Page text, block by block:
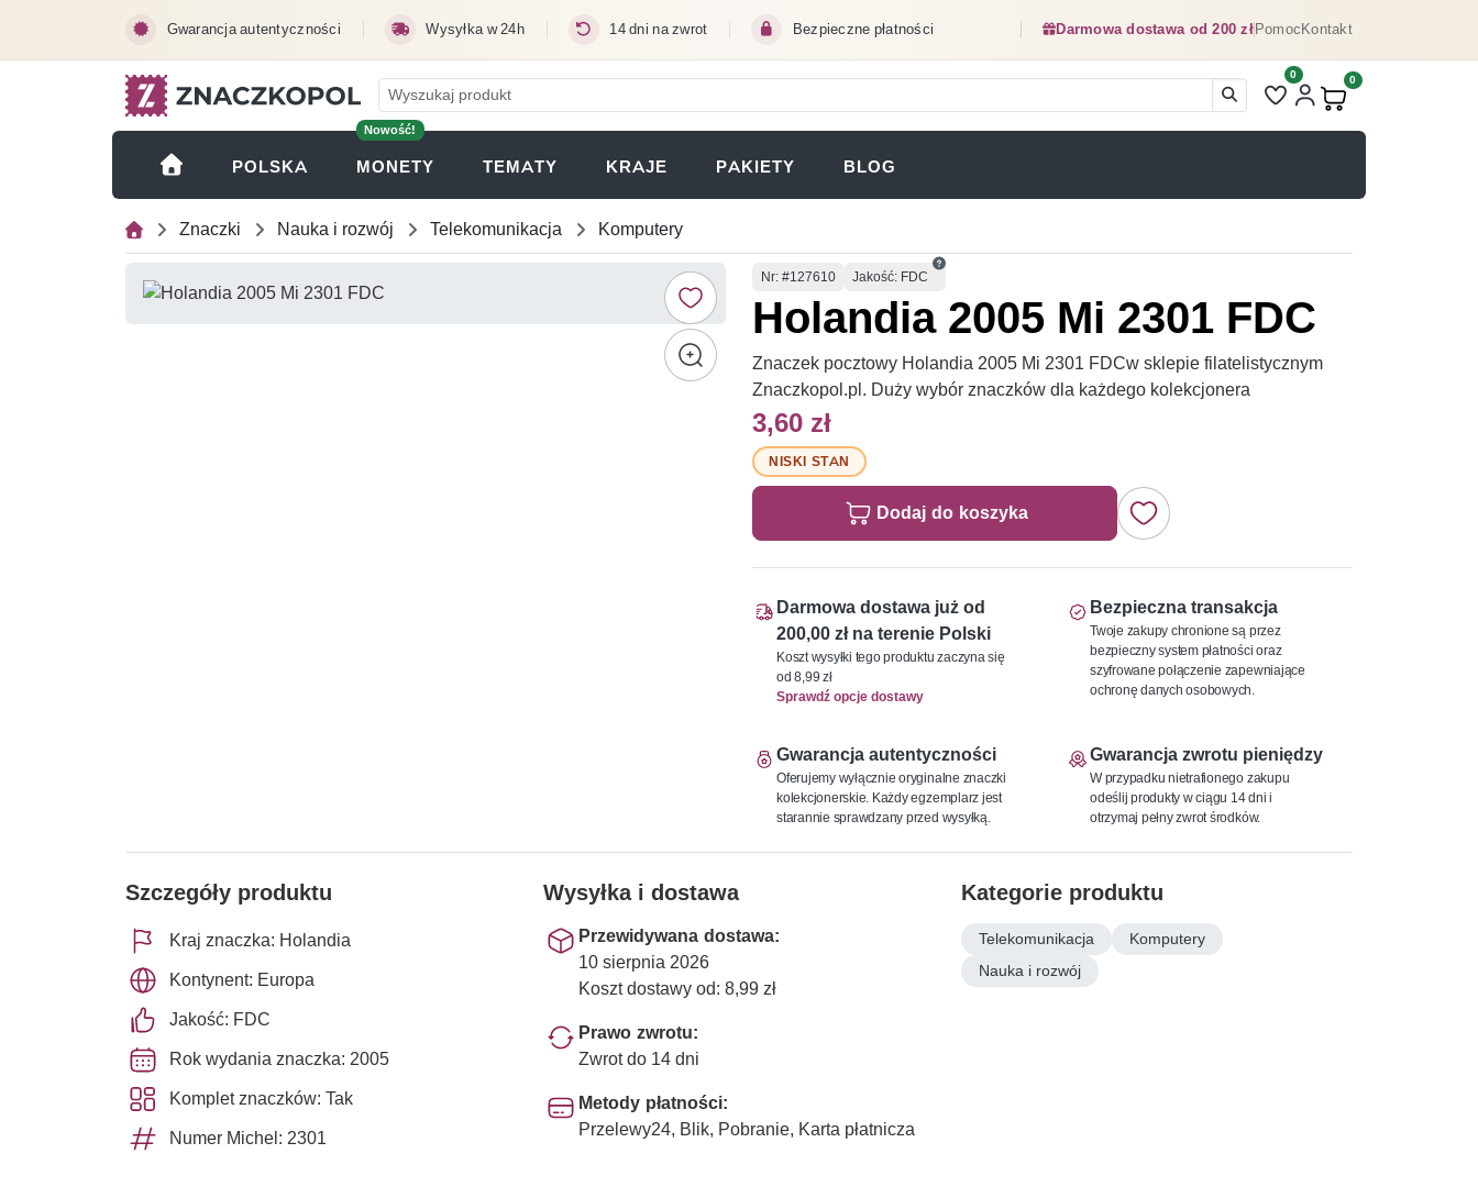
Gwarancja autentyczności Wysyłka w 24h 14 dni na zwrot Bezpieczne płatności Darmowa dostawa od 200 złPomocKontakt
Liczba pozycji na liście
0
Produkty w koszyku:
0
POLSKA
Nowość!
MONETY (OTWIERA SIĘ W NOWEJ KARCIE)
TEMATY KRAJE PAKIETY BLOG
Znaczki Nauka i rozwój Telekomunikacja Komputery
Numer
Nr: #127610 Jakość: FDC
Holandia 2005 Mi 2301 FDC
Znaczek pocztowy Holandia 2005 Mi 2301 FDCw sklepie filatelistycznym
Znaczkopol.pl. Duży wybór znaczków dla każdego kolekcjonera
3,60 zł
NISKI STAN
Dodaj do koszyka
Darmowa dostawa już od
200,00 zł na terenie Polski
Koszt wysyłki tego produktu zaczyna się
od 8,99 zł
Sprawdź opcje dostawy
Bezpieczna transakcja
Twoje zakupy chronione są przez
bezpieczny system płatności oraz
szyfrowane połączenie zapewniające
ochronę danych osobowych.
Gwarancja autentyczności
Oferujemy wyłącznie oryginalne znaczki
kolekcjonerskie. Każdy egzemplarz jest
starannie sprawdzany przed wysyłką.
Gwarancja zwrotu pieniędzy
W przypadku nietrafionego zakupu
odeślij produkty w ciągu 14 dni i
otrzymaj pełny zwrot środków.
Szczegóły produktu
Kraj znaczka: Holandia
Kontynent: Europa
Jakość: FDC
Rok wydania znaczka: 2005
Komplet znaczków: Tak
Numer Michel: 2301
Wysyłka i dostawa
Przewidywana dostawa:
10 sierpnia 2026
Koszt dostawy od: 8,99 zł
Prawo zwrotu:
Zwrot do 14 dni
Metody płatności:
Przelewy24, Blik, Pobranie, Karta płatnicza
Kategorie produktu
Telekomunikacja
Komputery
Nauka i rozwój